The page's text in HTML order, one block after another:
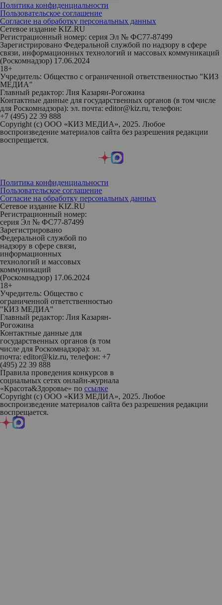
Политика конфиденциальности
Пользовательское соглашение
Согласие на обработку персональных данных
Сетевое издание KIZ.RU
Регистрационный номер: серия Эл № ФС77-87499
Зарегистрировано Федеральной службой по надзору в сфере
связи, информационных технологий и массовых коммуникаций
(Роскомнадзор) 17.06.2024
18+
Учредитель: Общество с ограниченной ответственностью "КИЗ
МЕДИА"
Главный редактор: Лия Казарян-Рогожина
Контактные данные для государственных органов (в том числе
для Роскомнадзора): эл. почта: editor@kiz.ru, телефон:
+7 (495) 22 39 888
Copyright (с) ООО «КИЗ МЕДИА», 2025. Любое
воспроизведение материалов сайта без разрешения редакции
воспрещается.
Политика конфиденциальности
Пользовательское соглашение
Согласие на обработку персональных данных
Сетевое издание KIZ.RU
Регистрационный номер:
серия Эл № ФС77-87499
Зарегистрировано
Федеральной службой по
надзору в сфере связи,
информационных
технологий и массовых
коммуникаций
(Роскомнадзор) 17.06.2024
18+
Учредитель: Общество с
ограниченной ответственностью
"КИЗ МЕДИА"
Главный редактор: Лия Казарян-
Рогожина
Контактные данные для
государственных органов (в том
числе для Роскомнадзора): эл.
почта: editor@kiz.ru, телефон: +7
(495) 22 39 888
Правила проведения конкурсов в
социальных сетях онлайн-журнала
«Красота&Здоровье» по ссылке
Copyright (с) ООО «КИЗ МЕДИА», 2025. Любое
воспроизведение материалов сайта без разрешения редакции
воспрещается.